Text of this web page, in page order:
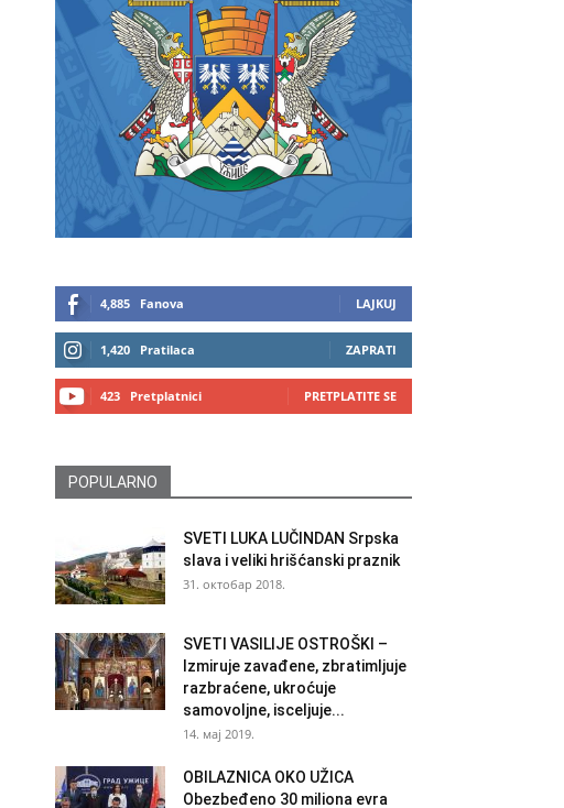
4,885 Fanova LAJKUJ
1,420 Pratilaca ZAPRATI
423 Pretplatnici PRETPLATITE SE
POPULARNO
SVETI LUKA LUČINDAN Srpska
slava i veliki hrišćanski praznik
31. октобар 2018.
SVETI VASILIJE OSTROŠKI –
Izmiruje zavađene, zbratimljuje
razbraćene, ukroćuje
samovoljne, isceljuje...
14. мај 2019.
OBILAZNICA OKO UŽICA
Obezbeđeno 30 miliona evra